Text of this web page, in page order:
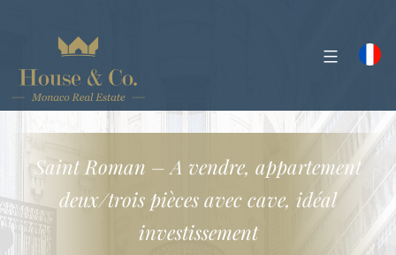
Saint Roman – A vendre, appartement
deux/trois pièces avec cave, idéal
investissement